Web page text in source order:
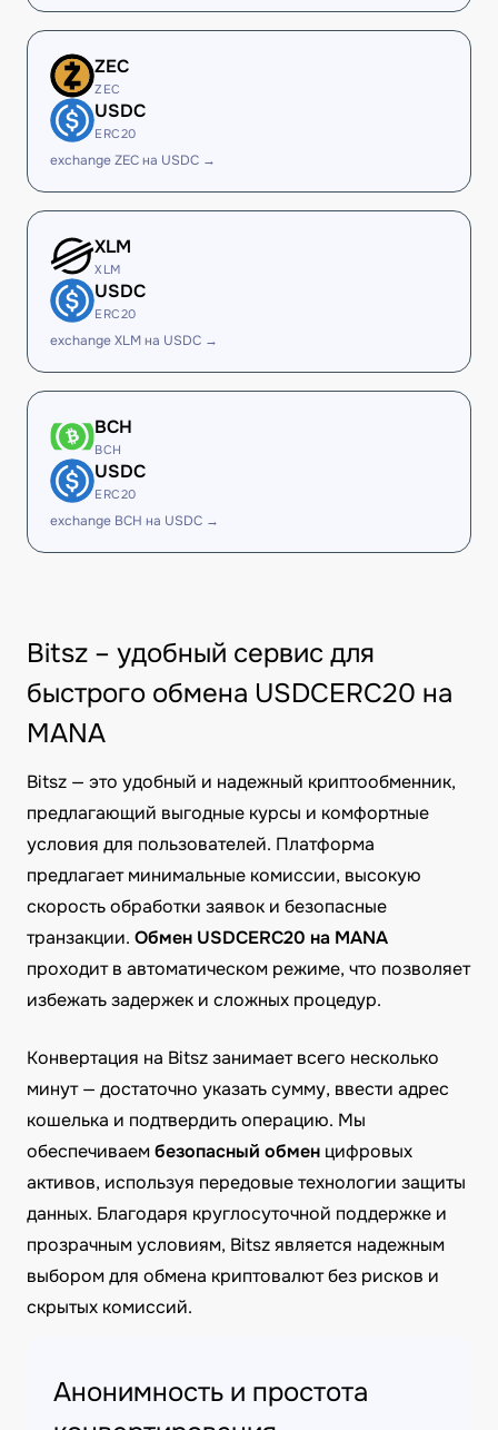
ZEC
ZEC
USDC
ERC20
exchange ZEC на USDC →
XLM
XLM
USDC
ERC20
exchange XLM на USDC →
BCH
BCH
USDC
ERC20
exchange BCH на USDC →
Bitsz – удобный сервис для
быстрого обмена USDCERC20 на
MANA
Bitsz — это удобный и надежный криптообменник,
предлагающий выгодные курсы и комфортные
условия для пользователей. Платформа
предлагает минимальные комиссии, высокую
скорость обработки заявок и безопасные
транзакции. Обмен USDCERC20 на MANA
проходит в автоматическом режиме, что позволяет
избежать задержек и сложных процедур.
Конвертация на Bitsz занимает всего несколько
минут — достаточно указать сумму, ввести адрес
кошелька и подтвердить операцию. Мы
обеспечиваембезопасный обмен цифровых
активов, используя передовые технологии защиты
данных. Благодаря круглосуточной поддержке и
прозрачным условиям, Bitsz является надежным
выбором для обмена криптовалют без рисков и
скрытых комиссий.
Анонимность и простота